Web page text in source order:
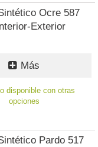
Ocre 587
Exterior
Más
disponible con otras
opciones
Pardo 517